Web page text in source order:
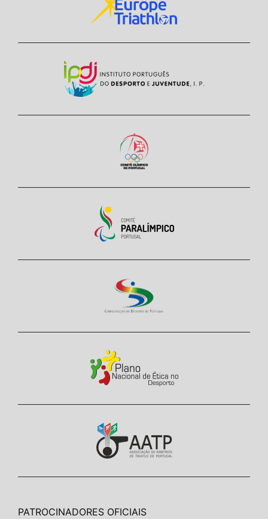
PATROCINADORES OFICIAIS